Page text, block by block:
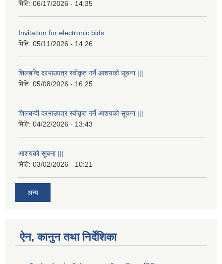
मिति: 06/17/2026 - 14:35
Invitation for electronic bids
मिति: 05/11/2026 - 14:26
शिलबन्दि दरभाउपत्र स्वीकृत गर्ने आशयको सूचना |||
मिति: 05/08/2026 - 16:25
शिलबन्दी दरभाउपत्र स्वीकृत गर्ने आशयको सूचना |||
मिति: 04/22/2026 - 13:43
आशयको सूचना |||
मिति: 03/02/2026 - 10:21
अन्य
ऐन, कानुन तथा निर्देशिका